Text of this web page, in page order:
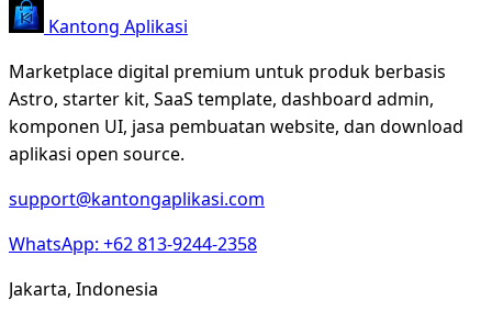
Kantong Aplikasi
Marketplace digital premium untuk produk berbasis
Astro, starter kit, SaaS template, dashboard admin,
komponen UI, jasa pembuatan website, dan download
aplikasi open source.
support@kantongaplikasi.com
WhatsApp: +62 813-9244-2358
Jakarta, Indonesia